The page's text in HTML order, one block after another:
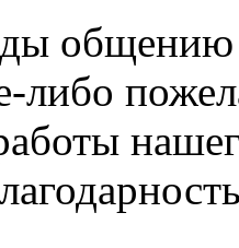
либо